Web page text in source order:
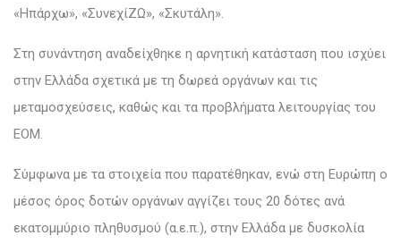
«Ηπάρχω», «ΣυνεχίΖΩ», «Σκυτάλη».
Στη συνάντηση αναδείχθηκε η αρνητική κατάσταση που ισχύει
στην Ελλάδα σχετικά με τη δωρεά οργάνων και τις
μεταμοσχεύσεις, καθώς και τα προβλήματα λειτουργίας του
ΕΟΜ.
Σύμφωνα με τα στοιχεία που παρατέθηκαν, ενώ στη Ευρώπη ο
μέσος όρος δοτών οργάνων αγγίζει τους 20 δότες ανά
εκατομμύριο πληθυσμού (α.ε.π.), στην Ελλάδα με δυσκολία